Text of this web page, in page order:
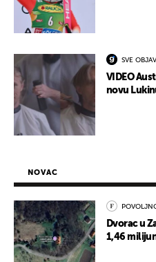
SVE
VIDEO
novu
NOVAC
Dvorac u
1,46